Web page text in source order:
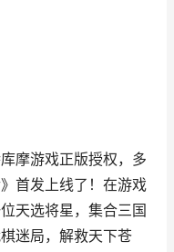
摩游戏正版授权，多
首发上线了！在游戏
天选将星，集合三国
迷局，解救天下苍